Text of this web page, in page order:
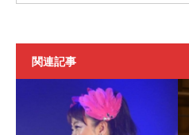
関連記事